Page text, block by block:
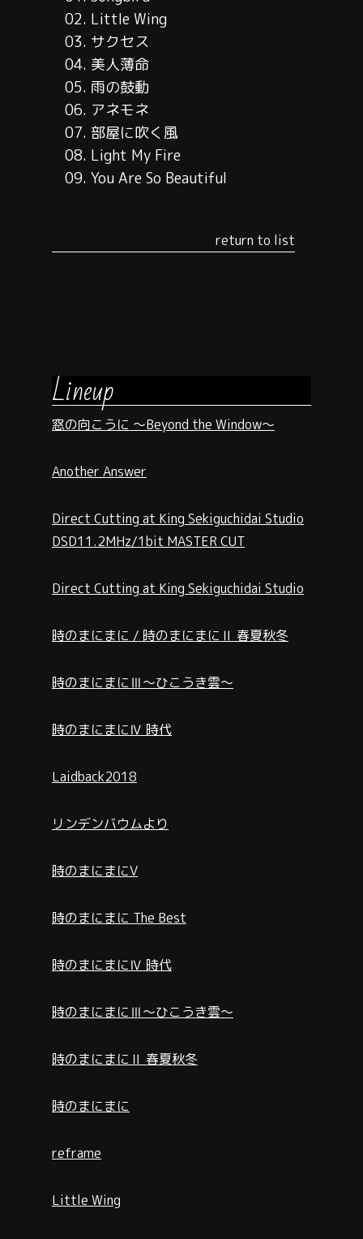
02. Little Wing
03. サクセス
04. 美人薄命
05. 雨の鼓動
06. アネモネ
07. 部屋に吹く風
08. Light My Fire
09. You Are So Beautiful
return to list
Lineup
窓の向こうに ～Beyond the Window～
Another Answer
Direct Cutting at King Sekiguchidai Studio
DSD11.2MHz/1bit MASTER CUT
Direct Cutting at King Sekiguchidai Studio
時のまにまに / 時のまにまにⅡ 春夏秋冬
時のまにまにⅢ～ひこうき雲～
時のまにまにⅣ 時代
Laidback2018
リンデンバウムより
時のまにまにV
時のまにまに The Best
時のまにまにⅣ 時代
時のまにまにⅢ～ひこうき雲～
時のまにまにⅡ 春夏秋冬
時のまにまに
reframe
Little Wing